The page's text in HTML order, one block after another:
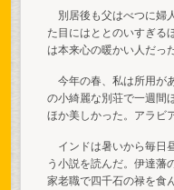
別居後も父はべつに婦
た目にはととのいすぎ
は本来心の暖かい人だっ
今年の春、私は所用が
の小綺麗な別荘で一週間
ほか美しかった。アラビ
インドは暑いから毎日
う小説を読んだ。伊達藩
家老職で四千石の禄を食